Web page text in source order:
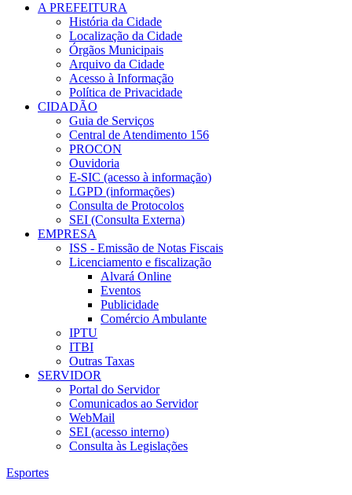
A PREFEITURA
História da Cidade
Localização da Cidade
Órgãos Municipais
Arquivo da Cidade
Acesso à Informação
Política de Privacidade
CIDADÃO
Guia de Serviços
Central de Atendimento 156
PROCON
Ouvidoria
E-SIC (acesso à informação)
LGPD (informações)
Consulta de Protocolos
SEI (Consulta Externa)
EMPRESA
ISS - Emissão de Notas Fiscais
Licenciamento e fiscalização
Alvará Online
Eventos
Publicidade
Comércio Ambulante
IPTU
ITBI
Outras Taxas
SERVIDOR
Portal do Servidor
Comunicados ao Servidor
WebMail
SEI (acesso interno)
Consulta às Legislações
Esportes